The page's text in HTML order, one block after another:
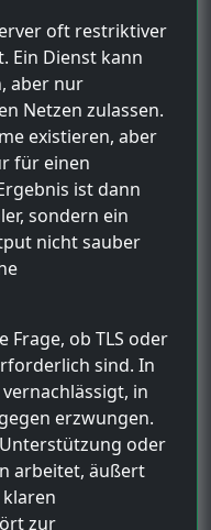
oft restriktiver
Ein Dienst kann
aber nur
Netzen zulassen.
existieren, aber
für einen
ist dann
sondern ein
nicht sauber
Frage, ob TLS oder
sind. In
in
erzwungen.
oder
arbeitet, äußert
zur